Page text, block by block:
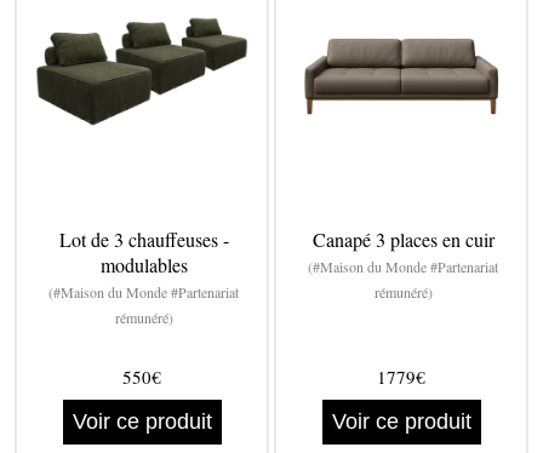
Lot de 3 chauffeuses -
modulables
(#Maison du Monde #Partenariat
rémunéré)
550€
Voir ce produit
Canapé 3 places en cuir
(#Maison du Monde #Partenariat
rémunéré)
1779€
Voir ce produit